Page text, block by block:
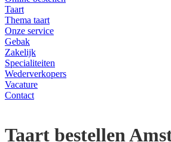
Taart
Thema taart
Onze service
Gebak
Zakelijk
Specialiteiten
Wederverkopers
Vacature
Contact
Taart bestellen